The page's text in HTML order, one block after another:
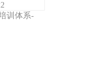
训体系-